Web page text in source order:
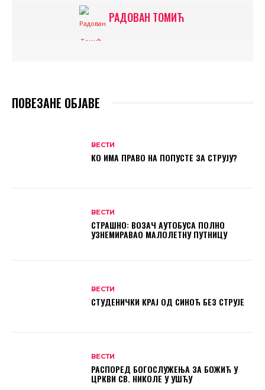
РАДОВАН ТОМИЋ
ПОВЕЗАНЕ ОБЈАВЕ
ВЕСТИ
КО ИМА ПРАВО НА ПОПУСТЕ ЗА СТРУЈУ?
ВЕСТИ
СТРАШНО: ВОЗАЧ АУТОБУСА ПОЛНО
УЗНЕМИРАВАО МАЛОЛЕТНУ ПУТНИЦУ
ВЕСТИ
СТУДЕНИЧКИ КРАЈ ОД СИНОЋ БЕЗ СТРУЈЕ
ВЕСТИ
РАСПОРЕД БОГОСЛУЖЕЊА ЗА БОЖИЋ У
ЦРКВИ СВ. НИКОЛЕ У УШЋУ